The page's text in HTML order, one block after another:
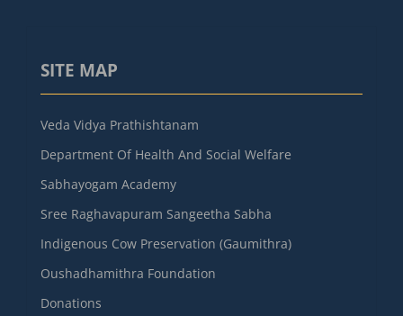
SITE MAP
Veda Vidya Prathishtanam
Department Of Health And Social Welfare
Sabhayogam Academy
Sree Raghavapuram Sangeetha Sabha
Indigenous Cow Preservation (Gaumithra)
Oushadhamithra Foundation
Donations